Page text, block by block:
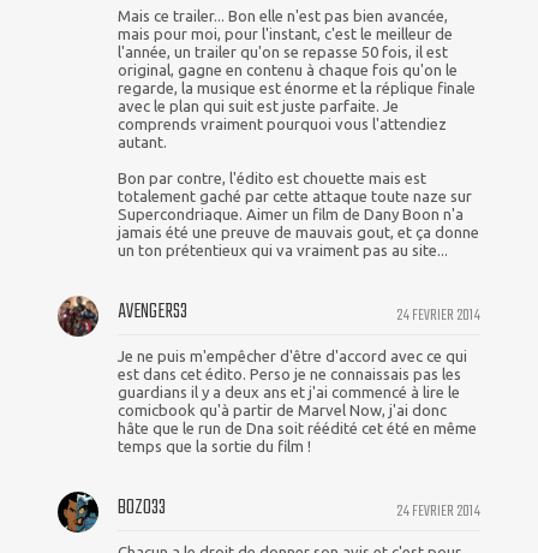
Mais ce trailer... Bon elle n'est pas bien avancée,
mais pour moi, pour l'instant, c'est le meilleur de
l'année, un trailer qu'on se repasse 50 fois, il est
original, gagne en contenu à chaque fois qu'on le
regarde, la musique est énorme et la réplique finale
avec le plan qui suit est juste parfaite. Je
comprends vraiment pourquoi vous l'attendiez
autant.
Bon par contre, l'édito est chouette mais est
totalement gaché par cette attaque toute naze sur
Supercondriaque. Aimer un film de Dany Boon n'a
jamais été une preuve de mauvais gout, et ça donne
un ton prétentieux qui va vraiment pas au site...
24 FEVRIER 2014
AVENGERS3
Je ne puis m'empêcher d'être d'accord avec ce qui
est dans cet édito. Perso je ne connaissais pas les
guardians il y a deux ans et j'ai commencé à lire le
comicbook qu'à partir de Marvel Now, j'ai donc
hâte que le run de Dna soit réédité cet été en même
temps que la sortie du film !
24 FEVRIER 2014
BOZO33